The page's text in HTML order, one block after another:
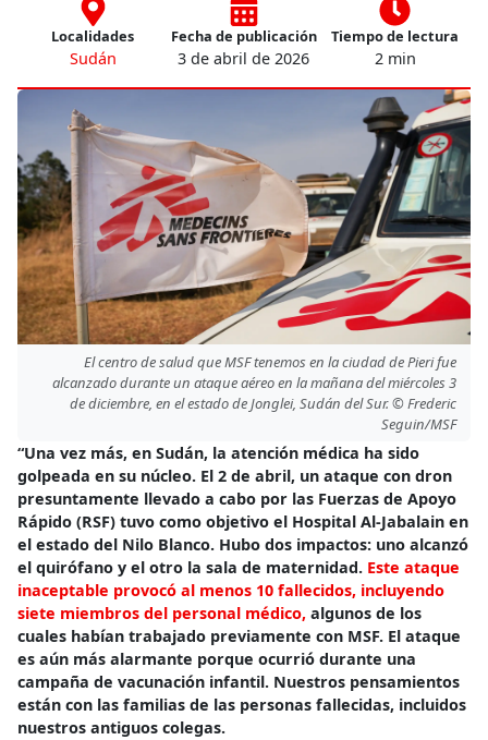
Localidades
Sudán
Fecha de publicación
3 de abril de 2026
Tiempo de lectura
2 min
El centro de salud que MSF tenemos en la ciudad de Pieri fue
alcanzado durante un ataque aéreo en la mañana del miércoles 3
de diciembre, en el estado de Jonglei, Sudán del Sur. © Frederic
Seguin/MSF
“Una vez más, en Sudán, la atención médica ha sido
golpeada en su núcleo. El 2 de abril, un ataque con dron
presuntamente llevado a cabo por las Fuerzas de Apoyo
Rápido (RSF) tuvo como objetivo el Hospital Al-Jabalain en
el estado del Nilo Blanco. Hubo dos impactos: uno alcanzó
el quirófano y el otro la sala de maternidad. Este ataque
inaceptable provocó al menos 10 fallecidos, incluyendo
siete miembros del personal médico, algunos de los
cuales habían trabajado previamente con MSF. El ataque
es aún más alarmante porque ocurrió durante una
campaña de vacunación infantil. Nuestros pensamientos
están con las familias de las personas fallecidas, incluidos
nuestros antiguos colegas.